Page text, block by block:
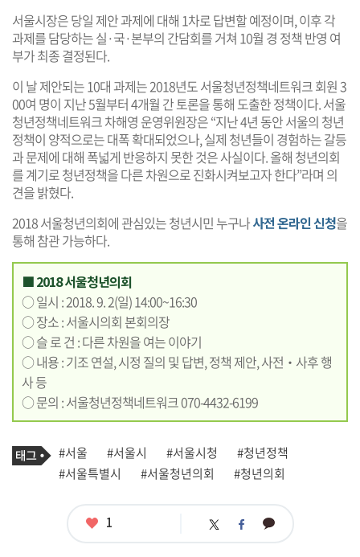
서울시장은 당일 제안 과제에 대해 1차로 답변할 예정이며, 이후 각
과제를 담당하는 실·국·본부의 간담회를 거쳐 10월 경 정책 반영 여
부가 최종 결정된다.
이 날 제안되는 10대 과제는 2018년도 서울청년정책네트워크 회원 3
00여 명이 지난 5월부터 4개월 간 토론을 통해 도출한 정책이다. 서울
청년정책네트워크 차해영 운영위원장은 “지난 4년 동안 서울의 청년
정책이 양적으로는 대폭 확대되었으나, 실제 청년들이 경험하는 갈등
과 문제에 대해 폭넓게 반응하지 못한 것은 사실이다. 올해 청년의회
를 계기로 청년정책을 다른 차원으로 진화시켜보고자 한다”라며 의
견을 밝혔다.
2018 서울청년의회에 관심있는 청년시민 누구나사전 온라인 신청을
통해 참관 가능하다.
■ 2018 서울청년의회
○ 일시 : 2018. 9. 2(일) 14:00~16:30
○ 장소 : 서울시의회 본회의장
○ 슬 로 건 : 다른 차원을 여는 이야기
○ 내용 : 기조 연설, 시정 질의 및 답변, 정책 제안, 사전‧사후 행
사 등
○ 문의 : 서울청년정책네트워크 070-4432-6199
기
사
관
련
태
그
#서울 #서울시 #서울시청
#청년정책
#서울특별시
#서울청년의회 #청년의회
좋1 트 페 카